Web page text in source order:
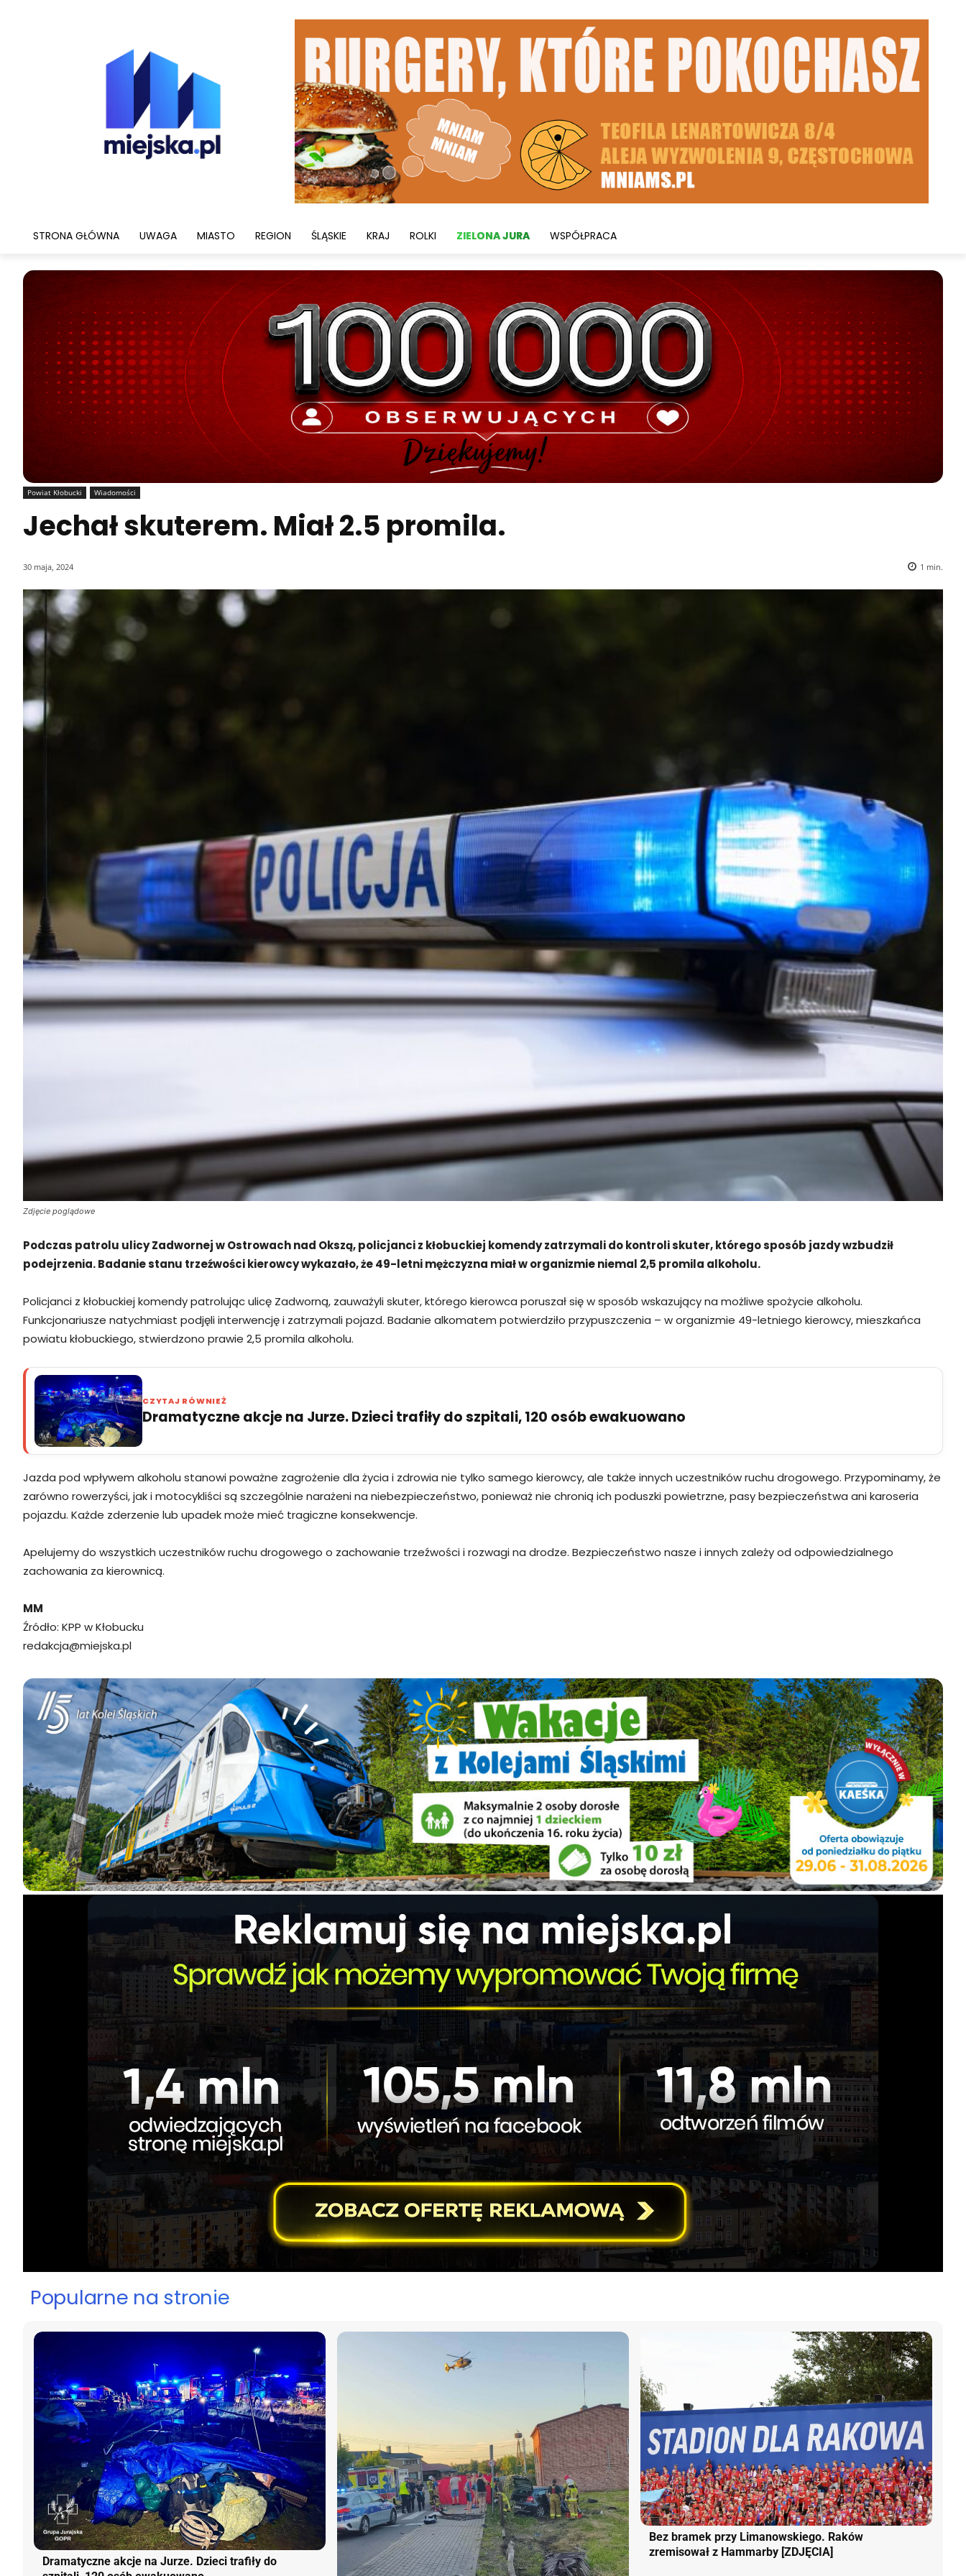
STRONA GŁÓWNA UWAGA MIASTO REGION ŚLĄSKIE KRAJ ROLKI ZIELONA JURA WSPÓŁPRACA
Powiat Kłobucki Wiadomości
Jechał skuterem. Miał 2.5 promila.
30 maja, 2024 1 min.
Zdjęcie poglądowe
Podczas patrolu ulicy Zadwornej w Ostrowach nad Okszą, policjanci z kłobuckiej komendy zatrzymali do kontroli skuter, którego sposób jazdy wzbudził
podejrzenia. Badanie stanu trzeźwości kierowcy wykazało, że 49-letni mężczyzna miał w organizmie niemal 2,5 promila alkoholu.
Policjanci z kłobuckiej komendy patrolując ulicę Zadworną, zauważyli skuter, którego kierowca poruszał się w sposób wskazujący na możliwe spożycie alkoholu.
Funkcjonariusze natychmiast podjęli interwencję i zatrzymali pojazd. Badanie alkomatem potwierdziło przypuszczenia – w organizmie 49-letniego kierowcy, mieszkańca
powiatu kłobuckiego, stwierdzono prawie 2,5 promila alkoholu.
CZYTAJ RÓWNIEŻ
Dramatyczne akcje na Jurze. Dzieci trafiły do szpitali, 120 osób ewakuowano
Jazda pod wpływem alkoholu stanowi poważne zagrożenie dla życia i zdrowia nie tylko samego kierowcy, ale także innych uczestników ruchu drogowego. Przypominamy, że
zarówno rowerzyści, jak i motocykliści są szczególnie narażeni na niebezpieczeństwo, ponieważ nie chronią ich poduszki powietrzne, pasy bezpieczeństwa ani karoseria
pojazdu. Każde zderzenie lub upadek może mieć tragiczne konsekwencje.
Apelujemy do wszystkich uczestników ruchu drogowego o zachowanie trzeźwości i rozwagi na drodze. Bezpieczeństwo nasze i innych zależy od odpowiedzialnego
zachowania za kierownicą.
MM
Źródło: KPP w Kłobucku
redakcja@miejska.pl
Popularne na stronie
Dramatyczne akcje na Jurze. Dzieci trafiły do
Bez bramek przy Limanowskiego. Raków
zremisował z Hammarby [ZDJĘCIA]